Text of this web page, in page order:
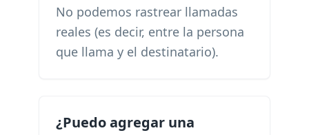
No podemos rastrear llamadas
reales (es decir, entre la persona
que llama y el destinatario).
¿Puedo agregar una